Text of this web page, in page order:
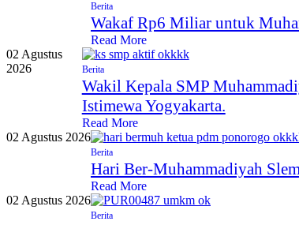
Berita
Wakaf Rp6 Miliar untuk
Read More
02 Agustus
2026
Berita
Wakil Kepala SMP
Istimewa Yogyakarta.
Read More
02 Agustus 2026
Berita
Hari Ber-Muhammadiyah
Read More
02 Agustus 2026
Berita